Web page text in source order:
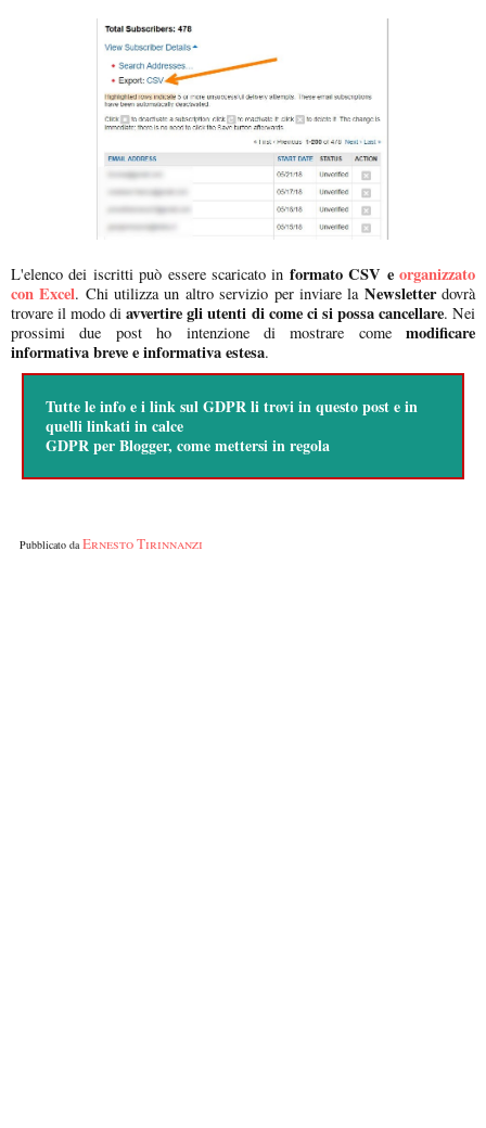
L'elenco dei iscritti può essere scaricato in formato CSV eorganizzato
con Excel. Chi utilizza un altro servizio per inviare la Newsletterdovrà
trovare il modo di avvertire gli utenti di come ci si possa cancellare. Nei
prossimi due post ho intenzione di mostrare come modificare
informativa breve e informativa estesa.
Tutte le info e i link sul GDPR li trovi in questo post e in
quelli linkati in calce
GDPR per Blogger, come mettersi in regola
Pubblicato daErnesto Tirinnanzi